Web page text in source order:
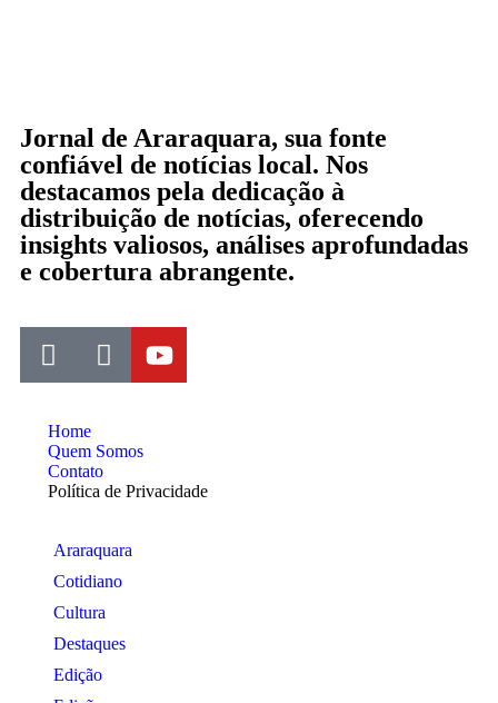
Jornal de Araraquara, sua fonte
confiável de notícias local. Nos
destacamos pela dedicação à
distribuição de notícias, oferecendo
insights valiosos, análises aprofundadas
e cobertura abrangente.
Home
Quem Somos
Contato
Política de Privacidade
Araraquara
Cotidiano
Cultura
Destaques
Edição